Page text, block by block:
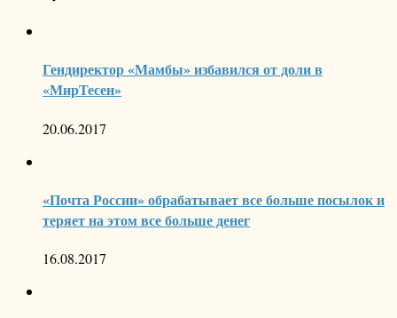
Гендиректор «Мамбы» избавился от доли в
«МирТесен»
20.06.2017
«Почта России» обрабатывает все больше посылок и
теряет на этом все больше денег
16.08.2017